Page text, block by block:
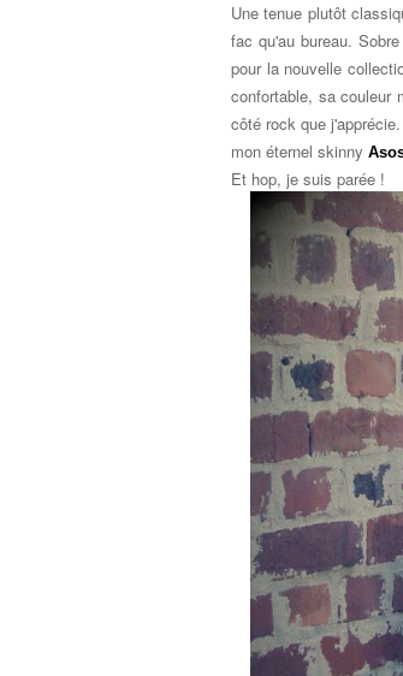
Une tenue plutôt
fac qu'au bureau.
pour la nouvelle
confortable, sa couleur
côté rock que
mon éternel skinny
Et hop, je suis parée !